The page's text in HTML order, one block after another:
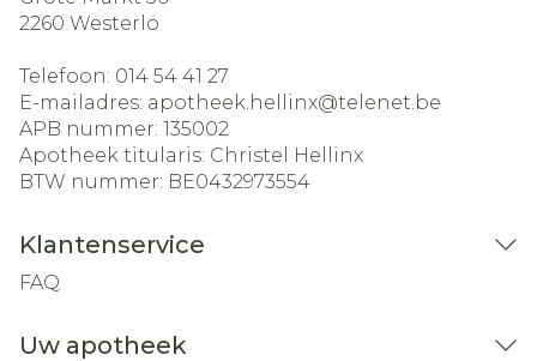
2260 Westerlo
Telefoon: 014 54 41 27
E-mailadres: apotheek.hellinx@telenet.be
APB nummer: 135002
Apotheek titularis: Christel Hellinx
BTW nummer: BE0432973554
Klantenservice
FAQ
Uw apotheek